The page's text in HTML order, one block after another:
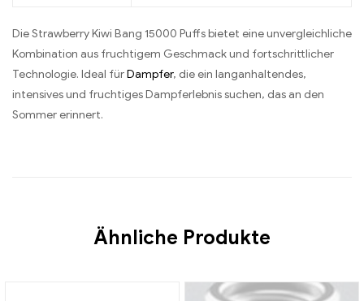
Die Strawberry Kiwi Bang 15000 Puffs bietet eine unvergleichliche
Kombination aus fruchtigem Geschmack und fortschrittlicher
Technologie. Ideal fürDampfer, die ein langanhaltendes,
intensives und fruchtiges Dampferlebnis suchen, das an den
Sommer erinnert.
Ähnliche Produkte